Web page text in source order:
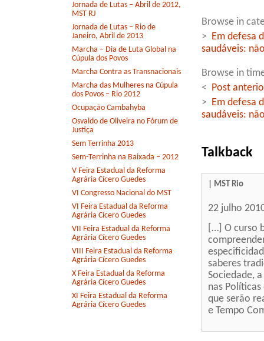
Jornada de Lutas – Abril de 2012,
MST RJ
Jornada de Lutas – Rio de
Janeiro, Abril de 2013
Marcha – Dia de Luta Global na
Cúpula dos Povos
Marcha Contra as Transnacionais
Marcha das Mulheres na Cúpula
dos Povos – Rio 2012
Ocupação Cambahyba
Osvaldo de Oliveira no Fórum de
Justiça
Sem Terrinha 2013
Sem-Terrinha na Baixada – 2012
V Feira Estadual da Reforma
Agrária Cícero Guedes
VI Congresso Nacional do MST
VI Feira Estadual da Reforma
Agrária Cícero Guedes
VII Feira Estadual da Reforma
Agrária Cícero Guedes
VIII Feira Estadual da Reforma
Agrária Cícero Guedes
X Feira Estadual da Reforma
Agrária Cícero Guedes
XI Feira Estadual da Reforma
Agrária Cícero Guedes
Browse in
>
Em defesa
saudáveis:
Browse in
<
Post
>
Em defesa
saudáveis:
Talkback
| MST Rio
22 julho
[…] O curso
saberes
Sociedade,
nas
que serão
e Tempo